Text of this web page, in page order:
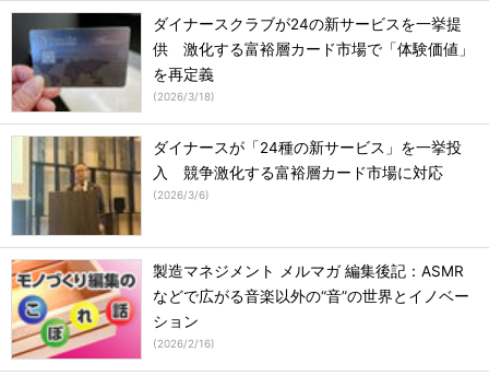
ダイナースクラブが24の新サービスを一挙提
供 激化する富裕層カード市場で「体験価値」
を再定義
(2026/3/18)
ダイナースが「24種の新サービス」を一挙投
入 競争激化する富裕層カード市場に対応
(2026/3/6)
製造マネジメント メルマガ 編集後記：ASMR
などで広がる音楽以外の“音”の世界とイノベー
ション
(2026/2/16)